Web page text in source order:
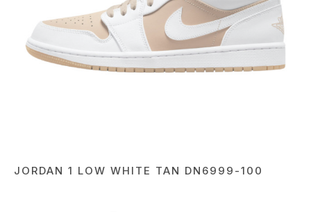
JORDAN 1 LOW WHITE TAN DN6999-100